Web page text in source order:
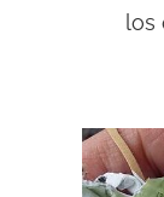
los